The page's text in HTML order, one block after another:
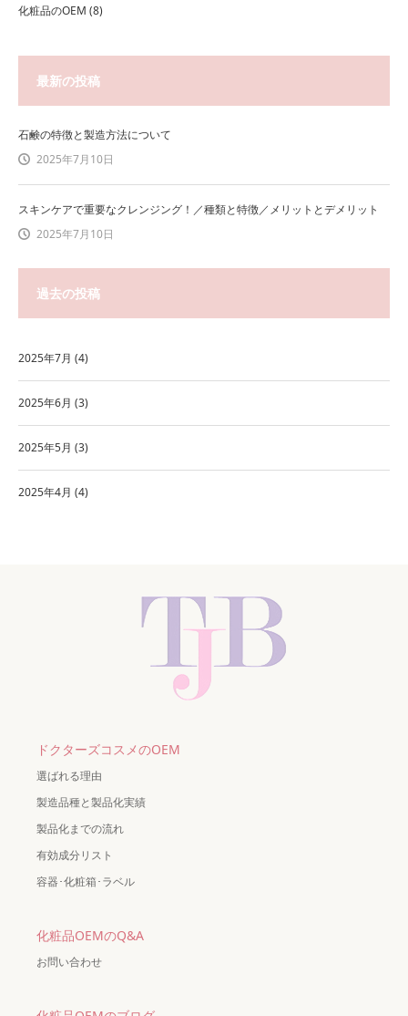
化粧品のOEM (8)
最新の投稿
石鹸の特徴と製造方法について
2025年7月10日
スキンケアで重要なクレンジング！／種類と特徴／メリットとデメリット
2025年7月10日
過去の投稿
2025年7月 (4)
2025年6月 (3)
2025年5月 (3)
2025年4月 (4)
ドクターズコスメのOEM
選ばれる理由
製造品種と製品化実績
製品化までの流れ
有効成分リスト
容器･化粧箱･ラベル
化粧品OEMのQ&A
お問い合わせ